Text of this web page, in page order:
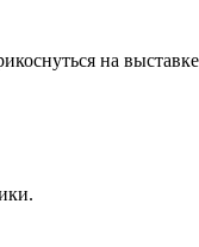
на